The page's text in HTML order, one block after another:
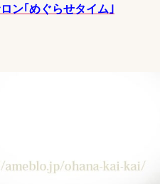
ン｢めぐらせタイム｣